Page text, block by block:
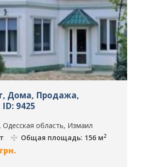
Дома, Продажа,
9425
Одесская область, Измаил
Общая площадь: 156 м2
грн.